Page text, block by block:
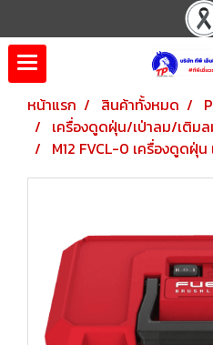
หน้าแรก สินค้าทั้งหมด
เครื่องดูดฝุ่น/เป่าลม/เติม
M12 FVCL-0 เครื่องดูดฝุ่